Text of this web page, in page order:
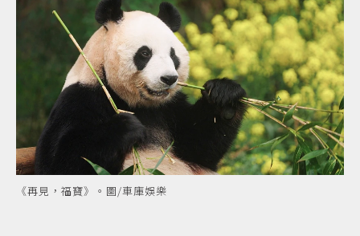
《再見，福寶》。圖/車庫娛樂